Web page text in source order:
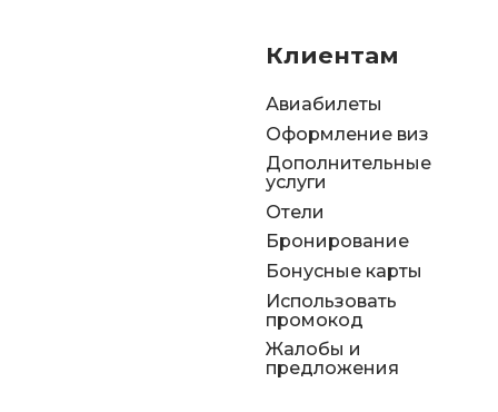
Клиентам
Авиабилеты
Оформление виз
Дополнительные
услуги
Отели
Бронирование
Бонусные карты
Использовать
промокод
Жалобы и
предложения